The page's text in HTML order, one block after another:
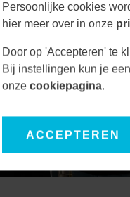
Persoonlijke cookies
hier meer over in onze
Door op 'Accepteren' te
Bij instellingen kun je
onze cookiepagina.
ACCEPTEREN